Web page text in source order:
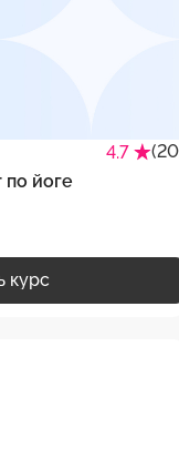
4.7
йоге
курс